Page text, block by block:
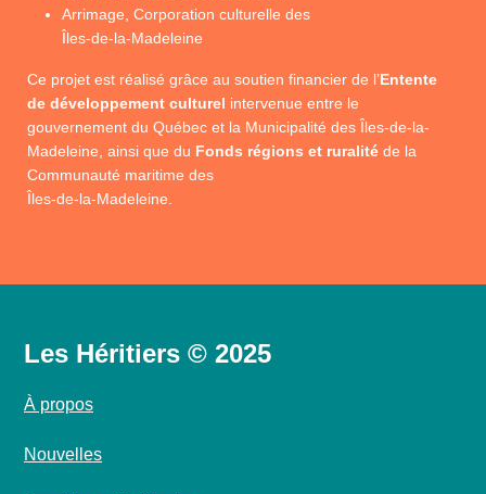
Arrimage, Corporation culturelle des
Îles-de-la-Madeleine
Ce projet est réalisé grâce au soutien financier de l’Entente
de développement culturel intervenue entre le
gouvernement du Québec et la Municipalité des Îles-de-la-
Madeleine, ainsi que du Fonds régions et ruralité de la
Communauté maritime des
Îles-de-la-Madeleine.
Les Héritiers © 2025
À propos
Nouvelles